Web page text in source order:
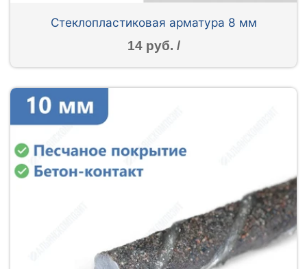
Стеклопластиковая арматура 8 мм
14 руб. /